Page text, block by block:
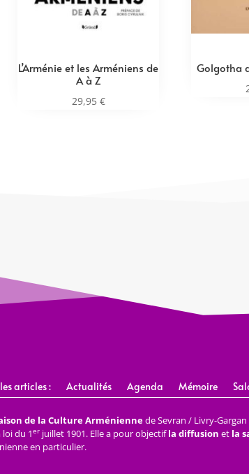
L’Arménie et les Arméniens de
A à Z
29,95 €
Golgotha
articles : Actualités Agenda Mémoire
de la Culture Arméniennede Sevran / Livry-Gargan
loi du 1erjuillet 1901. Elle a pour objectifla diffusion et la
en particulier.